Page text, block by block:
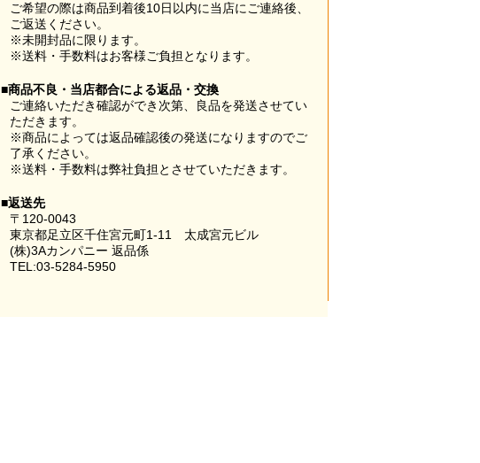
ご希望の際は商品到着後10日以内に当店にご連絡後、
ご返送ください。
※未開封品に限ります。
※送料・手数料はお客様ご負担となります。
■商品不良・当店都合による返品・交換
ご連絡いただき確認ができ次第、良品を発送させてい
ただきます。
※商品によっては返品確認後の発送になりますのでご
了承ください。
※送料・手数料は弊社負担とさせていただきます。
■返送先
〒120-0043
東京都足立区千住宮元町1-11 太成宮元ビル
(株)3Aカンパニー 返品係
TEL:03-5284-5950